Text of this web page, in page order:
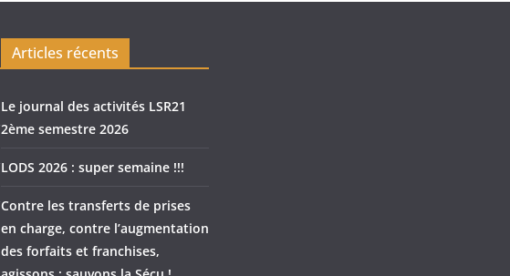
Articles récents
Le journal des activités LSR21
2ème semestre 2026
LODS 2026 : super semaine !!!
Contre les transferts de prises
en charge, contre l’augmentation
des forfaits et franchises,